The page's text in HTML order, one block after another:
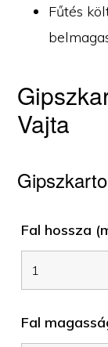
Fűtés
Vajta
Fal hossza
Fal